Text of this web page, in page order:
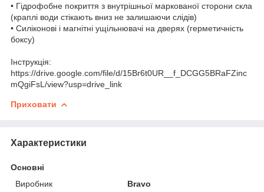
• Гідрофобне покриття з внутрішньої маркованої сторони скла
(краплі води стікають вниз не залишаючи слідів)
• Силіконові і магнітні ущільнювачі на дверях (герметичність
боксу)
Інструкція:
https://drive.google.com/file/d/15Br6t0UR__f_DCGG5BRaFZinc
mQgiFsL/view?usp=drive_link
Приховати
Характеристики
Основні
Виробник
Bravo